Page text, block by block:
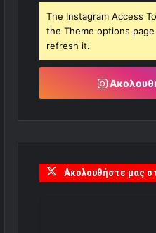
The Instagram Access
the Theme options
refresh it.
Ακολουθήστε μας